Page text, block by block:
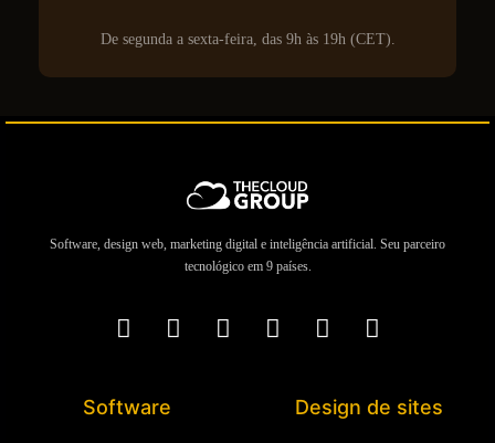
De segunda a sexta-feira, das 9h às 19h (CET).
Software, design web, marketing digital e inteligência artificial. Seu parceiro
tecnológico em 9 países.
Software Design de sites